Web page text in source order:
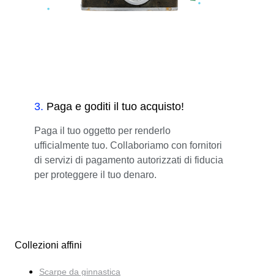
3. Paga e goditi il tuo acquisto!
Paga il tuo oggetto per renderlo
ufficialmente tuo. Collaboriamo con fornitori
di servizi di pagamento autorizzati di fiducia
per proteggere il tuo denaro.
Collezioni affini
Scarpe da ginnastica